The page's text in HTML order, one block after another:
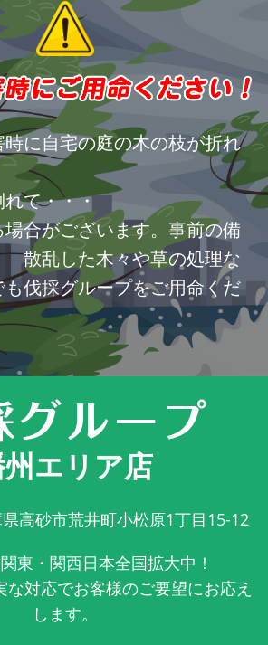
に自宅の庭の木の枝が折れ
て・・・
合がございます。事前の備
散乱した木々や草の処理な
伐採グループをご用命くだ
エリア店
高砂市荒井町小松原1丁目15-12
東・関西日本全国拡大中！
対応でお客様のご要望にお応え
します。